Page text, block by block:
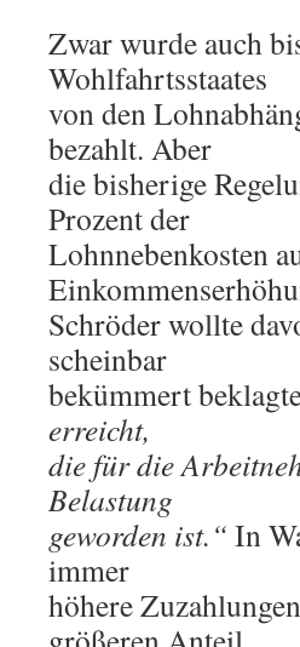
Zwar wurde auch
Wohlfahrtsstaates
von den
bezahlt. Aber
die bisherige
Prozent der
Lohnnebenkosten
Schröder wollte
scheinbar
bekümmert
erreicht,
die für die
Belastung
geworden ist.“ In
immer
höhere